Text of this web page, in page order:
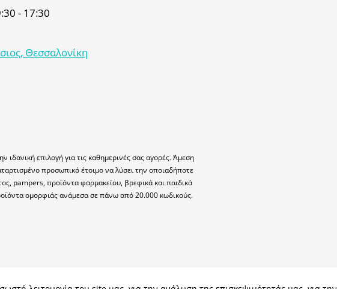
- 17:30
Θεσσαλονίκη
επιλογή για τις καθημερινές σας αγορές. Άμεση
προσωπικό έτοιμο να λύσει την οποιαδήποτε
pampers, προϊόντα φαρμακείου, βρεφικά και παιδικά
ομορφιάς ανάμεσα σε πάνω από 20.000 κωδικούς.